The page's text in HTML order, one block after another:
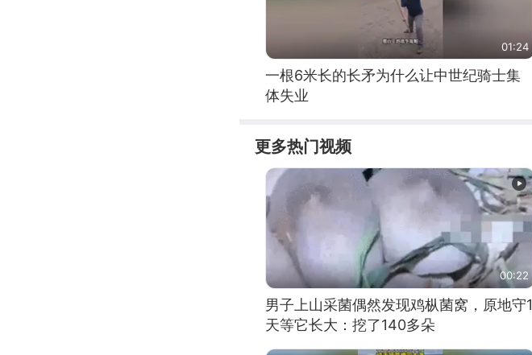
01:24
一根6米长的长矛为什么让中世纪骑士集
体失业
更多热门视频
00:22
男子上山采菌偶然发现鸡枞菌窝，原地守1
天等它长大：挖了140多朵